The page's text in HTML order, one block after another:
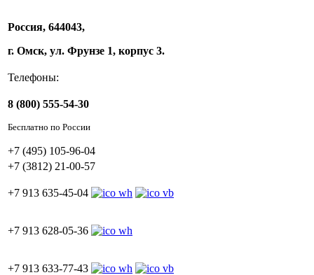
Россия, 644043,
г. Омск, ул. Фрунзе 1, корпус 3.
Телефоны:
8 (800) 555-54-30
Бесплатно по России
+7 (495) 105-96-04
+7 (3812) 21-00-57
+7 913 635-45-04
+7 913 628-05-36
+7 913 633-77-43